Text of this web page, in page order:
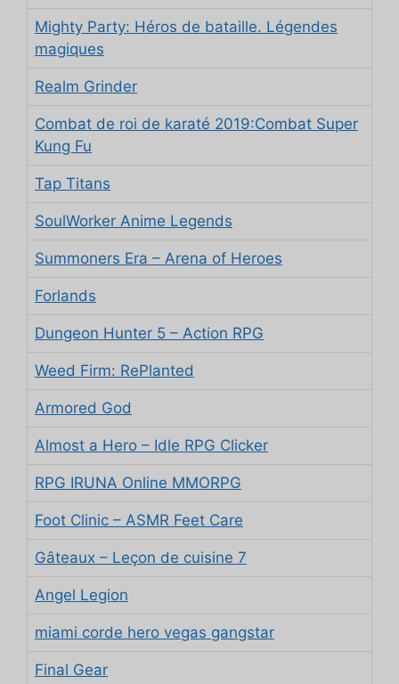
Mighty Party: Héros de bataille. Légendes
magiques
Realm Grinder
Combat de roi de karaté 2019:Combat Super
Kung Fu
Tap Titans
SoulWorker Anime Legends
Summoners Era – Arena of Heroes
Forlands
Dungeon Hunter 5 – Action RPG
Weed Firm: RePlanted
Armored God
Almost a Hero – Idle RPG Clicker
RPG IRUNA Online MMORPG
Foot Clinic – ASMR Feet Care
Gâteaux – Leçon de cuisine 7
Angel Legion
miami corde hero vegas gangstar
Final Gear